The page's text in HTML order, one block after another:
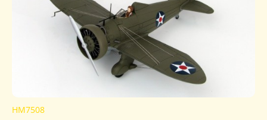
HM7508